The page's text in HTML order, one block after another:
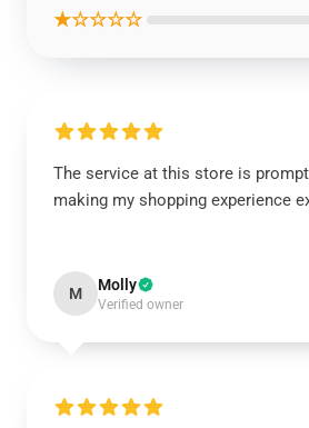
★☆☆☆☆
The service at this store is
making my shopping experience
M Molly
Verified owner